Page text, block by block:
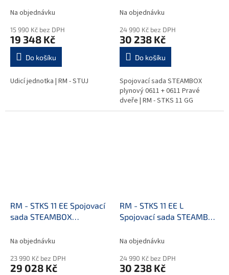
Na objednávku
15 990 Kč bez DPH
19 348 Kč
Do košíku
Udicí jednotka | RM - STUJ
Na objednávku
24 990 Kč bez DPH
30 238 Kč
Do košíku
Spojovací sada STEAMBOX
plynový 0611 + 0611 Pravé
dveře | RM - STKS 11 GG
RM - STKS 11 EE Spojovací
sada STEAMBOX
Pravé dveře
Na objednávku
23 990 Kč bez DPH
29 028 Kč
RM - STKS 11 EE L
Spojovací sada STEAMBOX
Levé dveře
Na objednávku
24 990 Kč bez DPH
30 238 Kč